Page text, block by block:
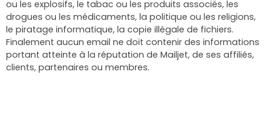
ou les explosifs, le tabac ou les produits associés, les
drogues ou les médicaments, la politique ou les religions,
le piratage informatique, la copie illégale de fichiers.
Finalement aucun email ne doit contenir des informations
portant atteinte à la réputation de Mailjet, de ses affiliés,
clients, partenaires ou membres.